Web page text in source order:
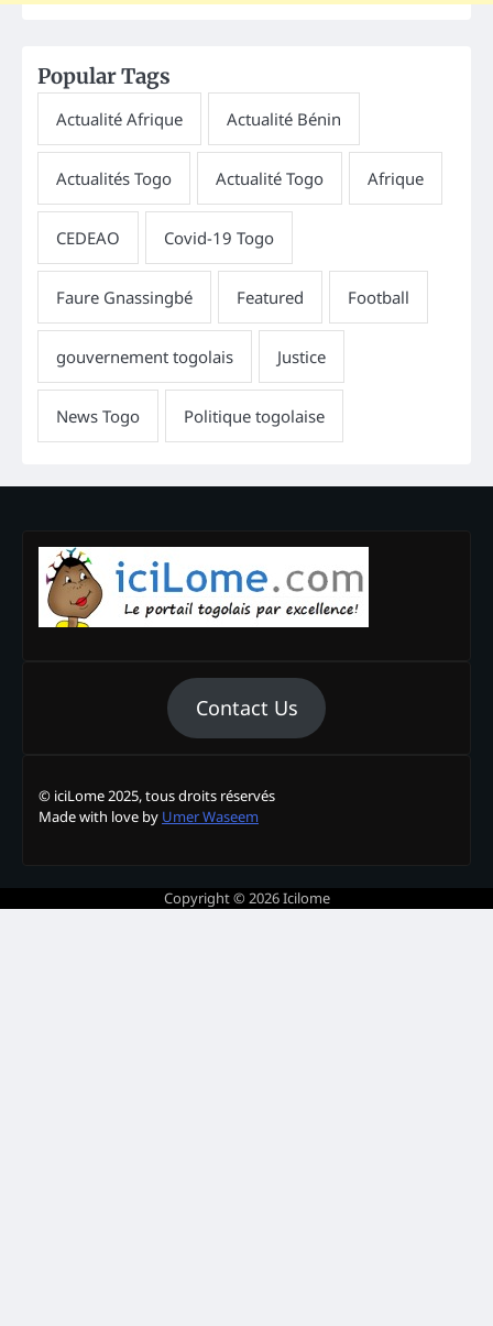
Popular Tags
Contact Us
© iciLome 2025, tous droits réservés
Made with love by Umer Waseem
Copyright © 2026Icilome